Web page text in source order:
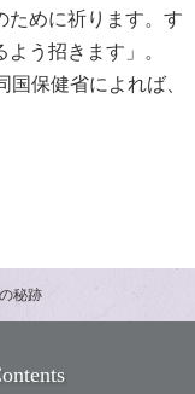
ために祈ります。す
う招きます」。
保健省によれば、
秘跡